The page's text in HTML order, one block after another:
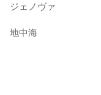
ジェノヴァ
地中海